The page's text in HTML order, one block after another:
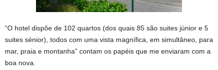
“O hotel dispõe de 102 quartos (dos quais 85 são suites júnior e 5
suites sénior), todos com uma vista magnífica, em simultâneo, para
mar, praia e montanha” contam os papéis que me enviaram com a
boa nova.